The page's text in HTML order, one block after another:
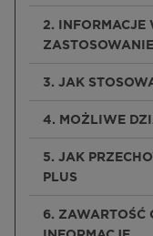
2. INFORMACJE
3. JAK
4. MOŻLIWE
5. JAK
PLUS
6. ZAWARTOŚĆ